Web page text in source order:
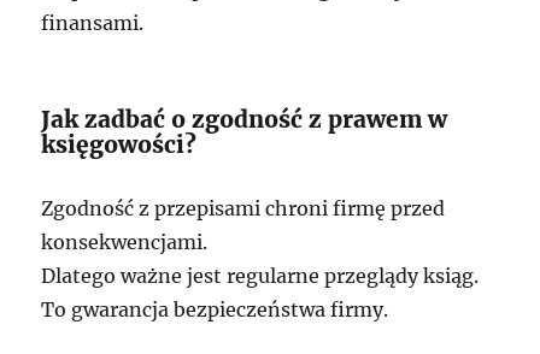
finansami.
Jak zadbać o zgodność z prawem w
księgowości?
Zgodność z przepisami chroni firmę przed
konsekwencjami.
Dlatego ważne jest regularne przeglądy ksiąg.
To gwarancja bezpieczeństwa firmy.